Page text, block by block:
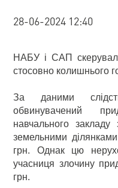
28-06-2024 12:40
НАБУ і САП
стосовно колишнього
За даними
обвинувачений
навчального
земельними
грн. Однак цю
учасниця злочину
грн.